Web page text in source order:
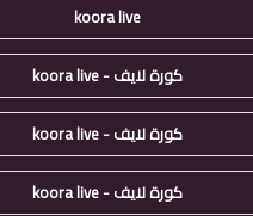
koora live
كورة لايف - koora live
كورة لايف - koora live
كورة لايف - koora live